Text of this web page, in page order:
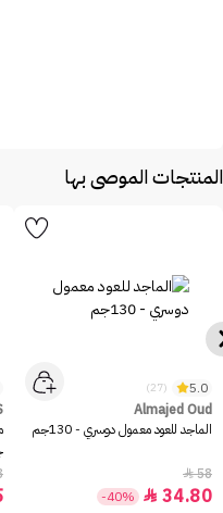
المنتجات الموصى بها
5.0
(27)
Almajed Oud
الماجد للعود معمول دوسري - 130جم
58

34.80

-40%